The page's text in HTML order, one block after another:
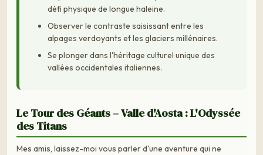
défi physique de longue haleine.
Observer le contraste saisissant entre les
alpages verdoyants et les glaciers millénaires.
Se plonger dans l'héritage culturel unique des
vallées occidentales italiennes.
Le Tour des Géants – Valle d'Aosta : L'Odyssée
des Titans
Mes amis, laissez-moi vous parler d'une aventure qui ne